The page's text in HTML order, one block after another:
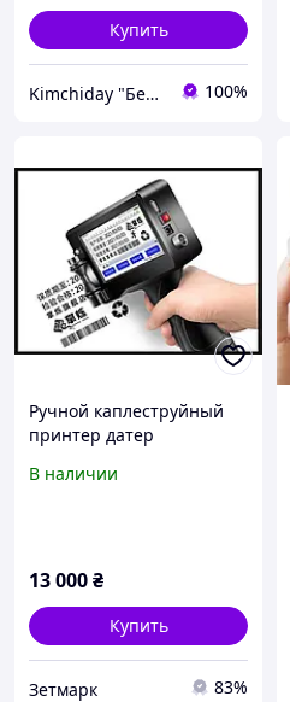
Купить
Kimchiday "Бережи Вуха" 100%
Ручной каплеструйный
принтер датер
В наличии
13 000₴
Купить
Зетмарк 83%